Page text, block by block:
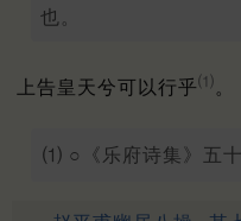
也。
上告皇天兮可以行乎⑴ 。
⑴ ○《乐府诗集》五十